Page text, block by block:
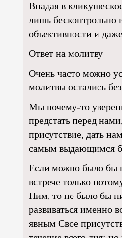
Впадая в
лишь бесконтрольно
объективности и
Ответ на молитву
Очень часто можно
молитвы остались
Мы почему-то
предстать перед
присутствие, дать
самым выдающимся
Если можно было бы
встрече только
Ним, то не было бы
развиваться именно
явным Свое